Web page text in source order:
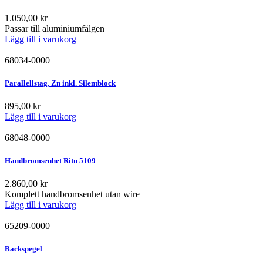
1.050,00 kr
Passar till aluminiumfälgen
Lägg till i varukorg
68034-0000
Parallellstag, Zn inkl. Silentblock
895,00 kr
Lägg till i varukorg
68048-0000
Handbromsenhet Ritn 5109
2.860,00 kr
Komplett handbromsenhet utan wire
Lägg till i varukorg
65209-0000
Backspegel